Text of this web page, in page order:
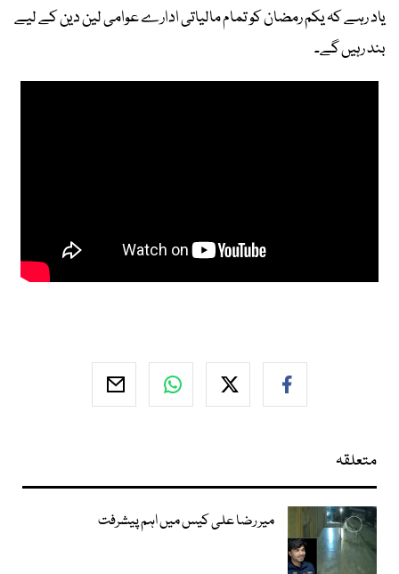
یاد رہے کہ یکم رمضان کو تمام مالیاتی ادارے عوامی لین دین کے لیے
بند رہیں گے۔
متعلقہ
میر رضا علی کیس میں اہم پیشرفت